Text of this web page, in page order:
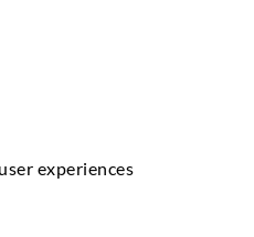
experiences